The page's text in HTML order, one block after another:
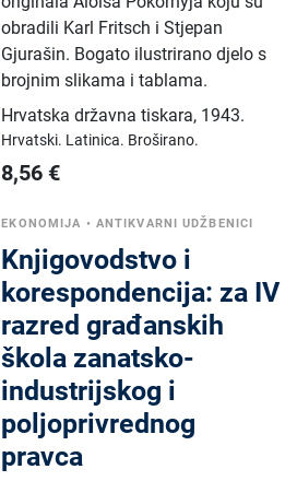
obradili Karl Fritsch i Stjepan
Gjurašin. Bogato ilustrirano djelo s
brojnim slikama i tablama.
Hrvatska državna tiskara, 1943.
Hrvatski. Latinica. Broširano.
8,56 €
EKONOMIJA • ANTIKVARNI UDŽBENICI
Knjigovodstvo i
korespondencija: za IV
razred građanskih
škola zanatsko-
industrijskog i
poljoprivrednog
pravca